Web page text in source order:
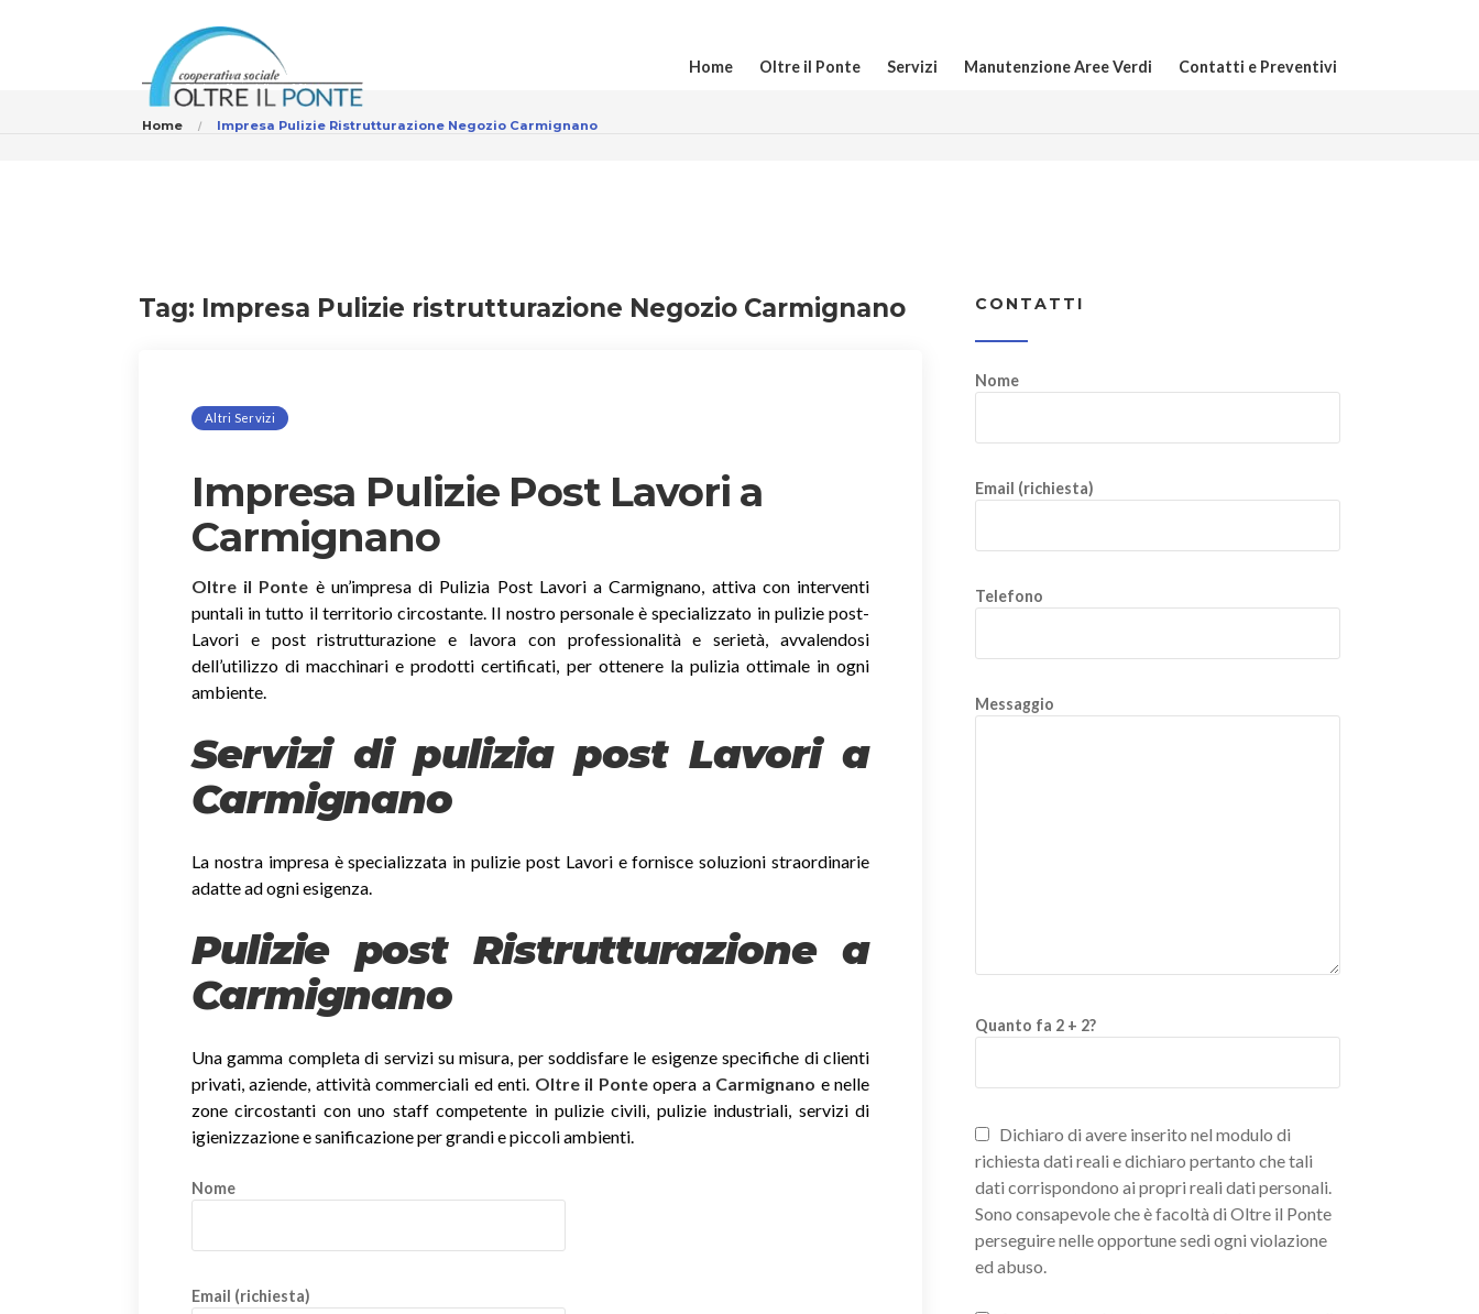
Home Oltre il Ponte Servizi Manutenzione Aree Verdi Contatti e Preventivi
Home Impresa Pulizie Ristrutturazione Negozio Carmignano
Tag: Impresa Pulizie ristrutturazione Negozio Carmignano
Altri Servizi
Impresa Pulizie Post Lavori a
Carmignano
Oltre il Ponte è un’impresa di Pulizia Post Lavori a Carmignano, attiva con interventi
puntali in tutto il territorio circostante. Il nostro personale è specializzato in pulizie post-
Lavori e post ristrutturazione e lavora con professionalità e serietà, avvalendosi
dell’utilizzo di macchinari e prodotti certificati, per ottenere la pulizia ottimale in ogni
ambiente.
Servizi di pulizia post Lavori a
Carmignano
La nostra impresa è specializzata in pulizie post Lavori e fornisce soluzioni straordinarie
adatte ad ogni esigenza.
Pulizie post Ristrutturazione a
Carmignano
Una gamma completa di servizi su misura, per soddisfare le esigenze specifiche di clienti
privati, aziende, attività commerciali ed enti. Oltre il Ponteopera a Carmignano e nelle
zone circostanti con uno staff competente in pulizie civili, pulizie industriali, servizi di
igienizzazione e sanificazione per grandi e piccoli ambienti.
Nome
Email (richiesta)
CONTATTI
Nome
Email (richiesta)
Telefono
Messaggio
Quanto fa 2 + 2?
Dichiaro di avere inserito nel modulo di
richiesta dati reali e dichiaro pertanto che tali
dati corrispondono ai propri reali dati personali.
Sono consapevole che è facoltà di Oltre il Ponte
perseguire nelle opportune sedi ogni violazione
ed abuso.